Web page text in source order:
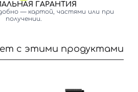
ГАРАНТИЯ
— картой, частями или при
получении.
с этими продуктами